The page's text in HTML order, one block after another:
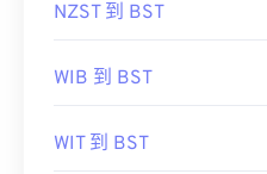
NZST 到 BST
WIB 到 BST
WIT 到 BST